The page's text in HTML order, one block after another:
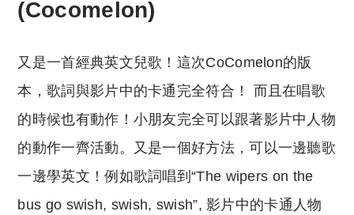
(Cocomelon)
又是一首經典英文兒歌！這次CoComelon的版
本，歌詞與影片中的卡通完全符合！ 而且在唱歌
的時候也有動作！小朋友完全可以跟著影片中人物
的動作一齊活動。又是一個好方法，可以一邊聽歌
一邊學英文！例如歌詞唱到“The wipers on the
bus go swish, swish, swish”, 影片中的卡通人物